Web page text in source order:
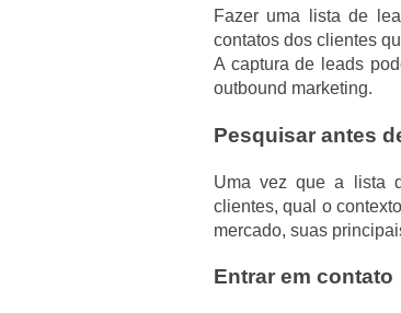
Fazer uma lista de
contatos dos clientes
A captura de leads
outbound marketing.
Pesquisar antes
Uma vez que a lista
clientes, qual o
mercado, suas
Entrar em contato